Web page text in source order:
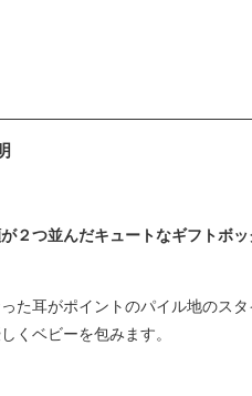
が２つ並んだキュートなギフトボ
た耳がポイントのパイル地のス
くベビーを包みます。